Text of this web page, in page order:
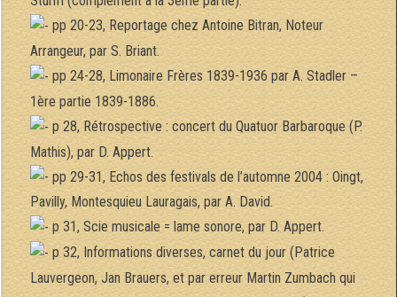
pp 20-23, Reportage chez Antoine Bitran, Noteur
Arrangeur, par S. Briant.
pp 24-28, Limonaire Frères 1839-1936 par A. Stadler –
1ère partie 1839-1886.
p 28, Rétrospective : concert du Quatuor Barbaroque (P.
Mathis), par D. Appert.
pp 29-31, Echos des festivals de l’automne 2004 : Oingt,
Pavilly, Montesquieu Lauragais, par A. David.
p 31, Scie musicale = lame sonore, par D. Appert.
p 32, Informations diverses, carnet du jour (Patrice
Lauvergeon, Jan Brauers, et par erreur Martin Zumbach qui